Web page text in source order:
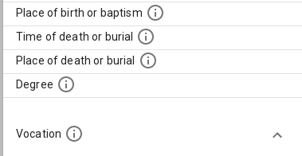
Place of birth or baptism
Time of death or burial
Place of death or burial
Degree
Vocation